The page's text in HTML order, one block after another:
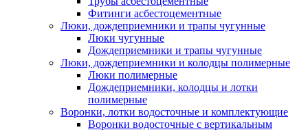
Фитинги асбестоцементные
Люки, дождеприемники и трапы чугунные
Люки чугунные
Дождеприемники и трапы чугунные
Люки, дождеприемники и колодцы полимерные
Люки полимерные
Дождеприемники, колодцы и лотки
полимерные
Воронки, лотки водосточные и комплектующие
Воронки водосточные с вертикальным